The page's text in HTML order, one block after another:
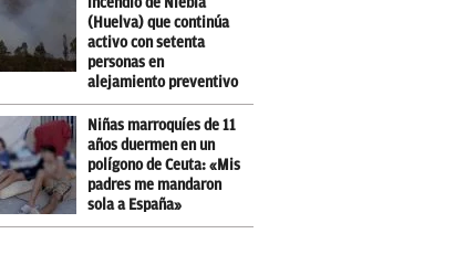
(Huelva) que continúa
activo con setenta
personas en
alejamiento preventivo
Niñas marroquíes de 11
años duermen en un
polígono de Ceuta: «Mis
padres me mandaron
sola a España»